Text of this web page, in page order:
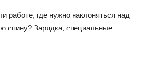
работе, где нужно наклоняться над
спину? Зарядка, специальные